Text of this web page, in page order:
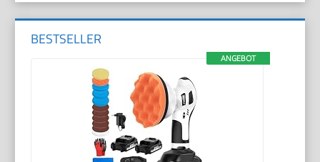
BESTSELLER
ANGEBOT